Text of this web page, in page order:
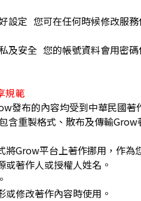
設定 您可在任何時候修改服
及安全 您的帳號資料會用密
規範
發布的內容均受到中華民國
含重製格式、散布及傳輸Grow
將Grow平台上著作挪用，作為
或著作人或授權人姓名。
或修改著作內容時使用。